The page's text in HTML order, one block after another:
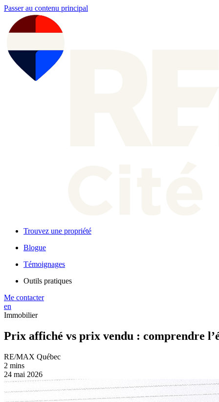
Passer au contenu principal
Trouvez une propriété
Blogue
Témoignages
Outils pratiques
Me contacter
en
Immobilier
Prix affiché vs prix vendu : comprendre
RE/MAX Québec
2 mins
24 mai 2026